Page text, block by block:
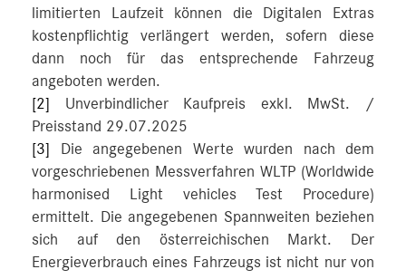
limitierten Laufzeit können die Digitalen Extras
kostenpflichtig verlängert werden, sofern diese
dann noch für das entsprechende Fahrzeug
angeboten werden.
[2]
Unverbindlicher Kaufpreis exkl. MwSt. /
Preisstand 29.07.2025
[3]
Die angegebenen Werte wurden nach dem
vorgeschriebenen Messverfahren WLTP (Worldwide
harmonised Light vehicles Test Procedure)
ermittelt. Die angegebenen Spannweiten beziehen
sich auf den österreichischen Markt. Der
Energieverbrauch eines Fahrzeugs ist nicht nur von